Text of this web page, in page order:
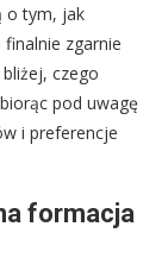
o tym, jak
zgarnie
czego
pod uwagę
i preferencje
formacja